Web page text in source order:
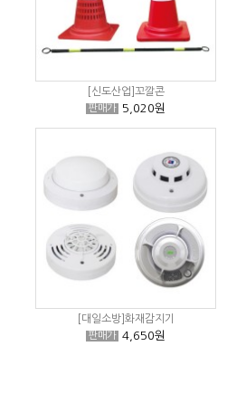
[신도산업]꼬깔콘
판매가 5,020원
[대일소방]화재감지기
판매가 4,650원